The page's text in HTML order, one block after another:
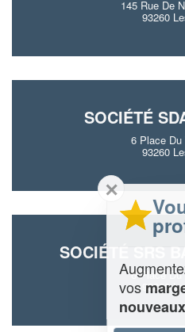
145 Rue De
93260
SOCIÉTÉ
6 Place Du
93260
SOCIÉTÉ SRS
6 Place Du
93260
✕
Vous
Augmentez
vosmarges
nouveaux